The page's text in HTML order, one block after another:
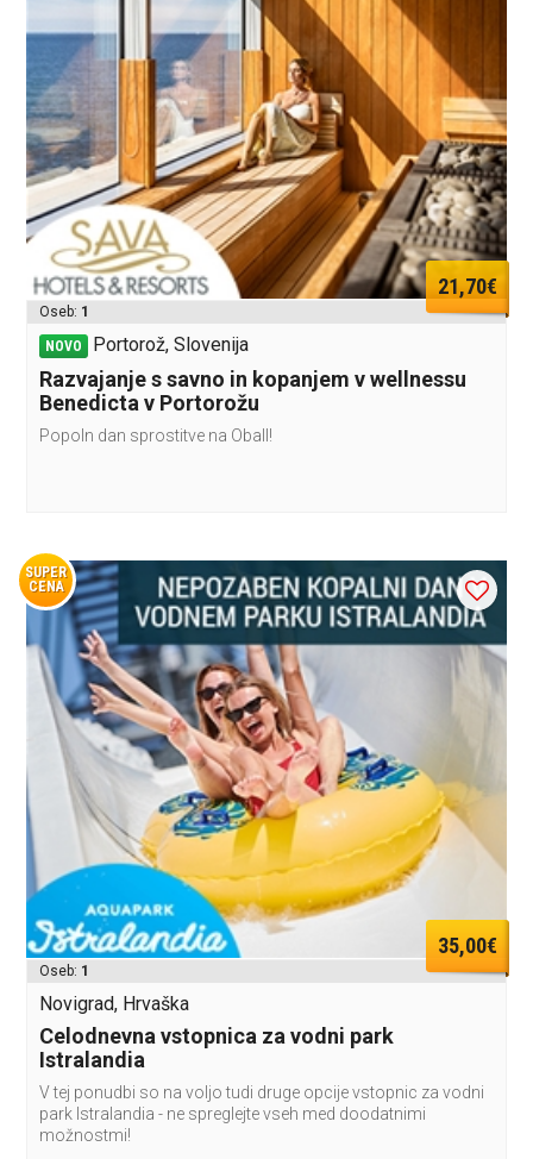
21,70€
Oseb: 1
NOVO Portorož, Slovenija
Razvajanje s savno in kopanjem v wellnessu
Benedicta v Portorožu
Popoln dan sprostitve na ObalI!
SUPER
CENA
35,00€
Oseb: 1
Novigrad, Hrvaška
Celodnevna vstopnica za vodni park
Istralandia
V tej ponudbi so na voljo tudi druge opcije vstopnic za vodni
park Istralandia - ne spreglejte vseh med doodatnimi
možnostmi!